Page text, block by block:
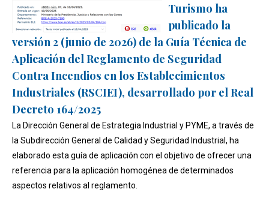
Turismo ha
publicado la
versión 2 (junio de 2026) de la Guía Técnica de
Aplicación del Reglamento de Seguridad
Contra Incendios en los Establecimientos
Industriales (RSCIEI), desarrollado por el Real
Decreto 164/2025
La Dirección General de Estrategia Industrial y PYME, a través de
la Subdirección General de Calidad y Seguridad Industrial, ha
elaborado esta guía de aplicación con el objetivo de ofrecer una
referencia para la aplicación homogénea de determinados
aspectos relativos al reglamento.